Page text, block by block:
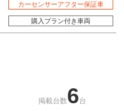
カーセンサーアフター保証車
購入プラン付き車両
掲載台数6台